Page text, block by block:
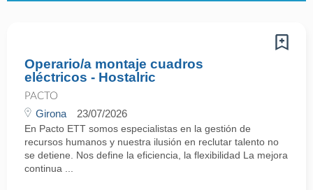
Operario/a montaje cuadros
eléctricos - Hostalric
PACTO
Girona 23/07/2026
En Pacto ETT somos especialistas en la gestión de
recursos humanos y nuestra ilusión en reclutar talento no
se detiene. Nos define la eficiencia, la flexibilidad La mejora
continua ...